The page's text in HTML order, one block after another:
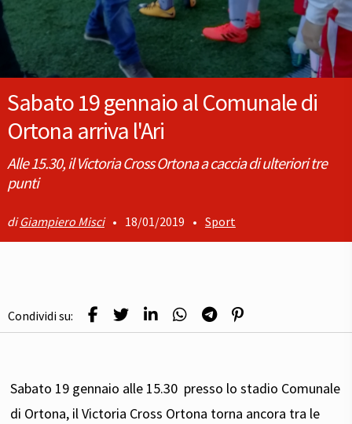
Sabato 19 gennaio al Comunale di
Ortona arriva l'Ari
Alle 15.30, il Victoria Cross Ortona a caccia di ulteriori tre
punti
Giampiero Misci • 18/01/2019 • Sport
Condividi su:
Sabato 19 gennaio alle 15.30 presso lo stadio Comunale
di Ortona, il Victoria Cross Ortona torna ancora tra le